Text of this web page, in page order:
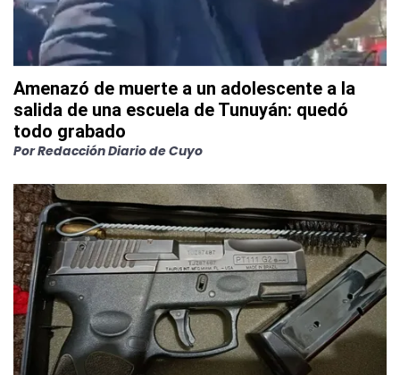
Amenazó de muerte a un adolescente a la
salida de una escuela de Tunuyán: quedó
todo grabado
PorRedacción Diario de Cuyo